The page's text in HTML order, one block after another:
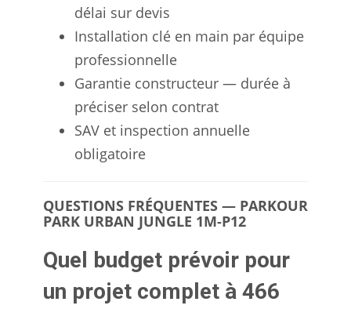
délai sur devis
Installation clé en main par équipe
professionnelle
Garantie constructeur — durée à
préciser selon contrat
SAV et inspection annuelle
obligatoire
QUESTIONS FRÉQUENTES — PARKOUR
PARK URBAN JUNGLE 1M-P12
Quel budget prévoir pour
un projet complet à 466